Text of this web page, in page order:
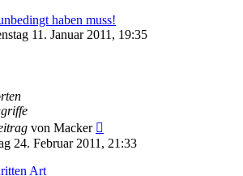
haben muss!
11. Januar 2011, 19:35
von Macker
24. Februar 2011, 21:33
Art